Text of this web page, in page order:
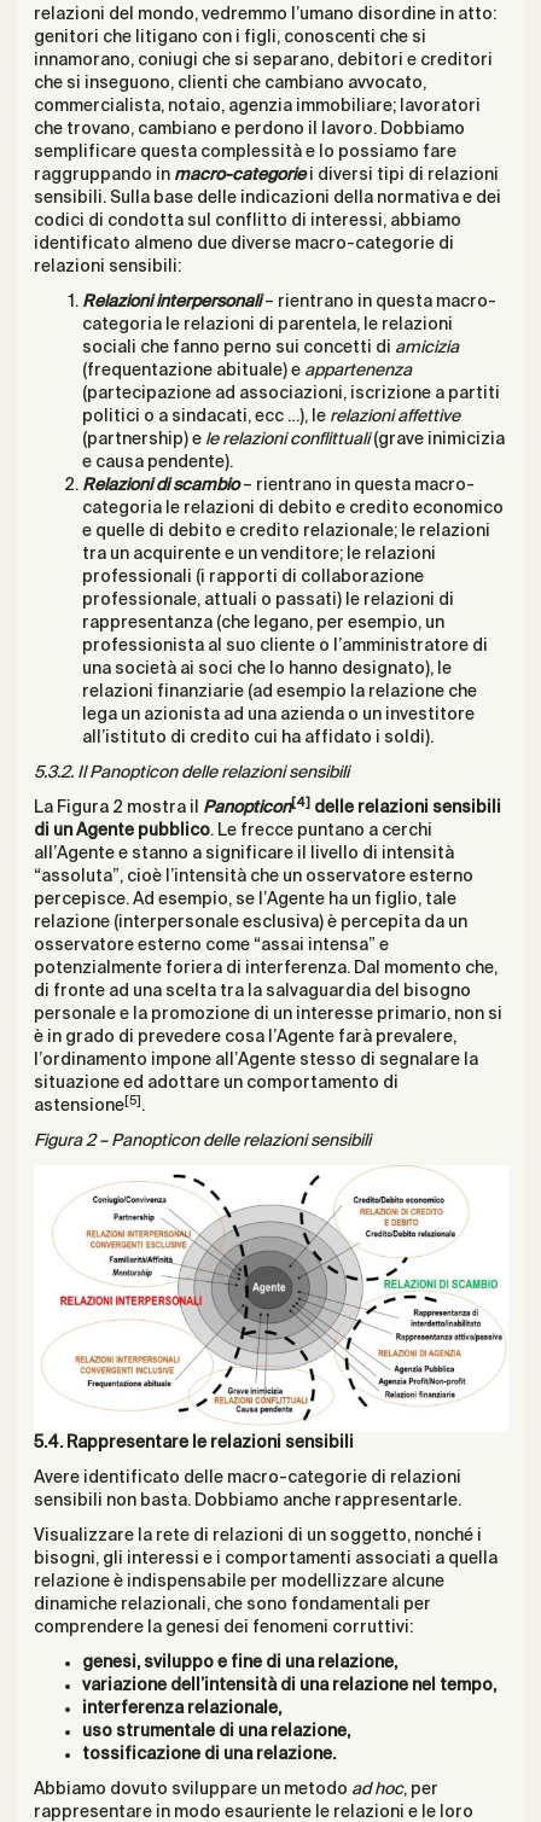
relazioni del mondo, vedremmo l’umano disordine in atto:
genitori che litigano con i figli, conoscenti che si
innamorano, coniugi che si separano, debitori e creditori
che si inseguono, clienti che cambiano avvocato,
commercialista, notaio, agenzia immobiliare; lavoratori
che trovano, cambiano e perdono il lavoro. Dobbiamo
semplificare questa complessità e lo possiamo fare
raggruppando in macro-categoriei diversi tipi di relazioni
sensibili. Sulla base delle indicazioni della normativa e dei
codici di condotta sul conflitto di interessi, abbiamo
identificato almeno due diverse macro-categorie di
relazioni sensibili:
Relazioni interpersonali – rientrano in questa macro-
categoria le relazioni di parentela, le relazioni
sociali che fanno perno sui concetti di amicizia
(frequentazione abituale) e appartenenza
(partecipazione ad associazioni, iscrizione a partiti
politici o a sindacati, ecc …), le relazioni affettive
(partnership) e le relazioni conflittuali(grave inimicizia
e causa pendente).
Relazioni di scambio– rientrano in questa macro-
categoria le relazioni di debito e credito economico
e quelle di debito e credito relazionale; le relazioni
tra un acquirente e un venditore; le relazioni
professionali (i rapporti di collaborazione
professionale, attuali o passati) le relazioni di
rappresentanza (che legano, per esempio, un
professionista al suo cliente o l’amministratore di
una società ai soci che lo hanno designato), le
relazioni finanziarie (ad esempio la relazione che
lega un azionista ad una azienda o un investitore
all’istituto di credito cui ha affidato i soldi).
5.3.2. Il Panopticon delle relazioni sensibili
La Figura 2 mostra il Panopticon[4] delle relazioni sensibili
di un Agente pubblico. Le frecce puntano a cerchi
all’Agente e stanno a significare il livello di intensità
“assoluta”, cioè l’intensità che un osservatore esterno
percepisce. Ad esempio, se l’Agente ha un figlio, tale
relazione (interpersonale esclusiva) è percepita da un
osservatore esterno come “assai intensa” e
potenzialmente foriera di interferenza. Dal momento che,
di fronte ad una scelta tra la salvaguardia del bisogno
personale e la promozione di un interesse primario, non si
è in grado di prevedere cosa l’Agente farà prevalere,
l’ordinamento impone all’Agente stesso di segnalare la
situazione ed adottare un comportamento di
astensione [5] .
Figura 2 – Panopticon delle relazioni sensibili
5.4. Rappresentare le relazioni sensibili
Avere identificato delle macro-categorie di relazioni
sensibili non basta. Dobbiamo anche rappresentarle.
Visualizzare la rete di relazioni di un soggetto, nonché i
bisogni, gli interessi e i comportamenti associati a quella
relazione è indispensabile per modellizzare alcune
dinamiche relazionali, che sono fondamentali per
comprendere la genesi dei fenomeni corruttivi:
genesi, sviluppo e fine di una relazione,
variazione dell’intensità di una relazione nel tempo,
interferenza relazionale,
uso strumentale di una relazione,
tossificazione di una relazione.
Abbiamo dovuto sviluppare un metodo ad hoc, per
rappresentare in modo esauriente le relazioni e le loro